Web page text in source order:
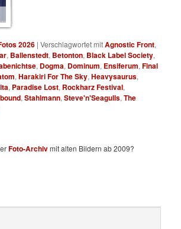
2026 |Verschlagwortet mitAgnostic Front,
, Ballenstedt, Betonton, Black Label Society,
, Dogma, Dominum, Ensiferum,Final
,Harakiri For The Sky,Heavysaurus,
, Paradise Lost, Rockharz Festival,
,Stahlmann,Steve'n'Seagulls,The
Foto-Archivmit alten Bildern ab 2009?